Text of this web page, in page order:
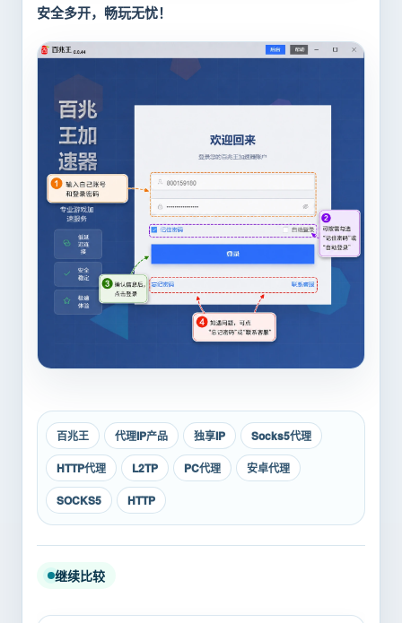
安全多开，畅玩无忧！
百兆王 代理IP产品 独享IP
Socks5代理
HTTP代理
L2TP PC代理
安卓代理
SOCKS5
HTTP
继续比较